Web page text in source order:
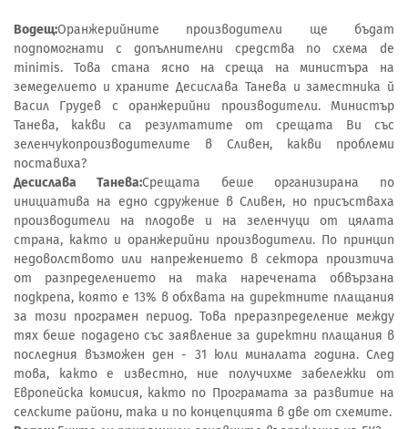
Водещ:Оранжерийните производители ще бъдат
подпомогнати с допълнителни средства по схема de
minimis. Това стана ясно на среща на министъра на
земеделието и храните Десислава Танева и заместника й
Васил Грудев с оранжерийни производители. Министър
Танева, какви са резултатите от срещата Ви със
зеленчукопроизводителите в Сливен, какви проблеми
поставиха?
Десислава Танева:Срещата беше организирана по
инициатива на едно сдружение в Сливен, но присъстваха
производители на плодове и на зеленчуци от цялата
страна, както и оранжерийни производители. По принцип
недоволството или напрежението в сектора произтича
от разпределението на така наречената обвързана
подкрепа, която е 13% в обхвата на директните плащания
за този програмен период. Това преразпределение между
тях беше подадено със заявление за директни плащания в
последния възможен ден - 31 юли миналата година. След
това, както е известно, ние получихме забележки от
Европейска комисия, както по Програмата за развитие на
селските райони, така и по концепцията в две от схемите.